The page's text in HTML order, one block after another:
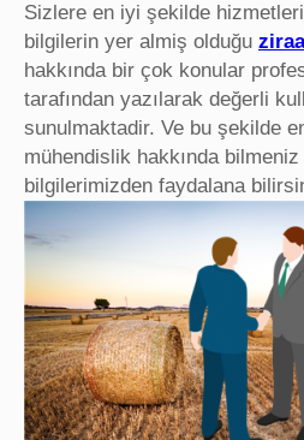
Sizlere en iyi şekilde
bilgilerin yer almiş olduğu
hakkında bir çok konular
tarafından yazılarak değerli
sunulmaktadir. Ve bu şekilde
mühendislik hakkında
bilgilerimizden faydalana